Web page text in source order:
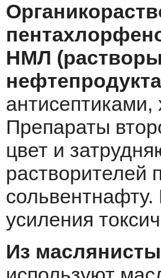
НМЛ
Препараты
цвет и
растворителей
усиления
Из